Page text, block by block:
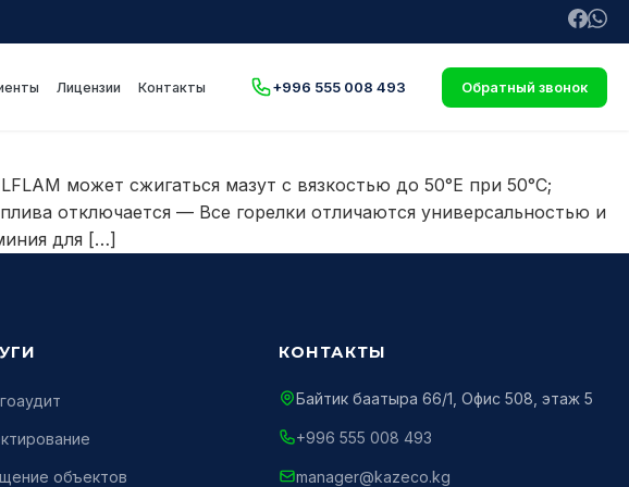
Лицензии Контакты +996 555 008 493 Обратный звонок
может сжигаться мазут с вязкостью до 50°E при 50°C;
отключается — Все горелки отличаются универсальностью и
для […]
объектов
КОНТАКТЫ
Байтик баатыра 66/1, Офис 508, этаж 5
+996 555 008 493
manager@kazeco.kg